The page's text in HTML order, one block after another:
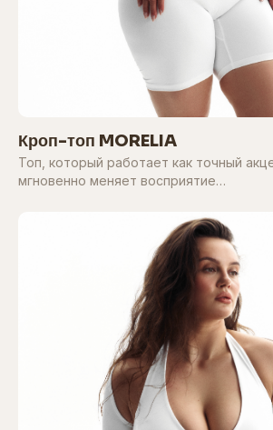
Кроп-топ MORELIA
Топ, который работает как точный
мгновенно меняет восприятие…